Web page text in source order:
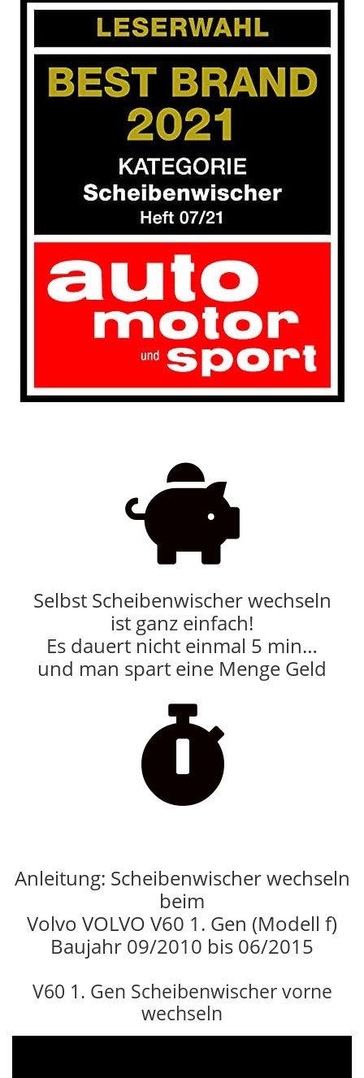

Selbst Scheibenwischer wechseln
ist ganz einfach!
Es dauert nicht einmal 5 min…
und man spart eine Menge Geld

Anleitung: Scheibenwischer wechseln
beim
Volvo VOLVO V60 1. Gen (Modell f)
Baujahr 09/2010 bis 06/2015
V60 1. Gen Scheibenwischer vorne
wechseln